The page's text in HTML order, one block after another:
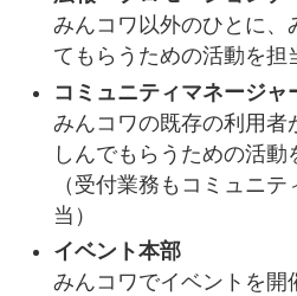
みんコワ以外のひとに、
てもらうための活動を担
コミュニティマネージャ
みんコワの既存の利用者
しんでもらうための活動
（受付業務もコミュニ
当）
イベント本部
みんコワでイベントを開